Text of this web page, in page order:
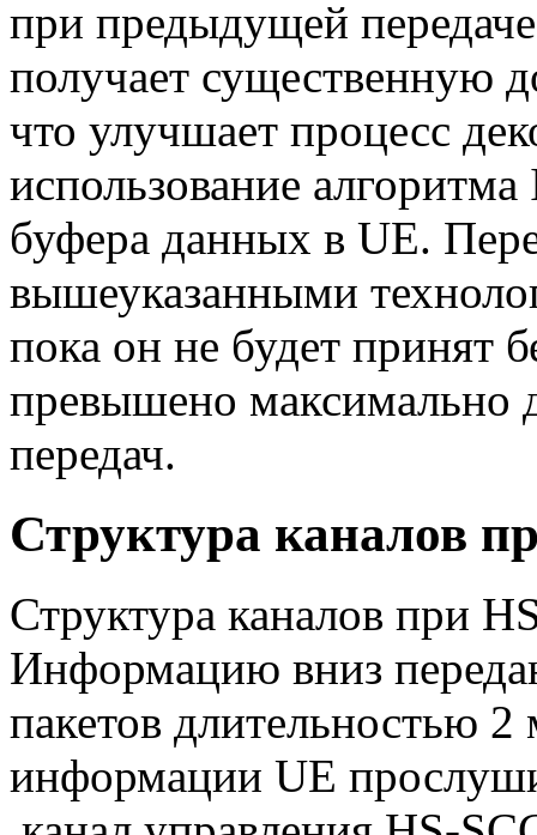
при предыдущей
получает существенную
что улучшает процесс
использование
буфера данных в UE.
вышеуказанными
пока он не будет принят
превышено максимально
передач.
Структура каналов
Структура каналов при
Информацию вниз
пакетов длительностью
информации UE